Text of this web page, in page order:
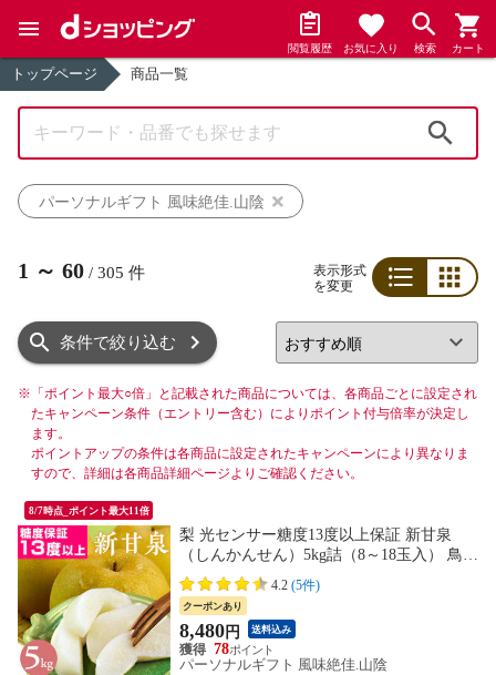
閲覧履歴 お気に入り 検索 カート
トップページ 商品一覧
パーソナルギフト 風味絶佳.山陰
1 ～ 60 / 305 件
表示形式
を変更
条件で絞り込む
※ 「ポイント最大○倍」と記載された商品については、各商品ごとに設定され
たキャンペーン条件（エントリー含む）によりポイント付与倍率が決定し
ます。
ポイントアップの条件は各商品に設定されたキャンペーンにより異なりま
すので、詳細は各商品詳細ページよりご確認ください。
8/7時点_ポイント最大11倍
梨 光センサー糖度13度以上保証 新甘泉
（しんかんせん）5kg詰（8～18玉入） 鳥取
県産 なし 新甘泉梨 赤秀 送料無料（北海
道・沖縄を除く）
4.2 (5件)
クーポンあり
8,480円 送料込み
78
パーソナルギフト 風味絶佳.山陰